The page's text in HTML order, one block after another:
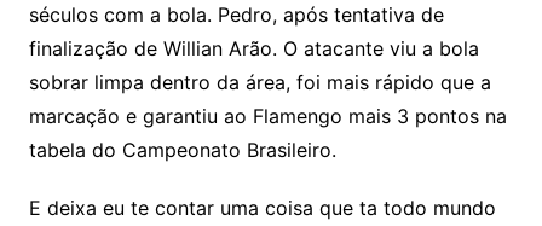
séculos com a bola. Pedro, após tentativa de
finalização de Willian Arão. O atacante viu a bola
sobrar limpa dentro da área, foi mais rápido que a
marcação e garantiu ao Flamengo mais 3 pontos na
tabela do Campeonato Brasileiro.
E deixa eu te contar uma coisa que ta todo mundo